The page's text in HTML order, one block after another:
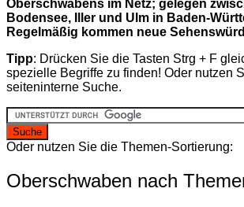
Oberschwabens im Netz; gelegen
Bodensee, Iller und Ulm in Baden-
Regelmäßig kommen neue
Tipp: Drücken Sie die Tasten Strg + F
spezielle Begriffe zu finden! Oder nutzen
seiteninterne Suche.
Oder nutzen Sie die Themen-Sortierung:
Oberschwaben nach